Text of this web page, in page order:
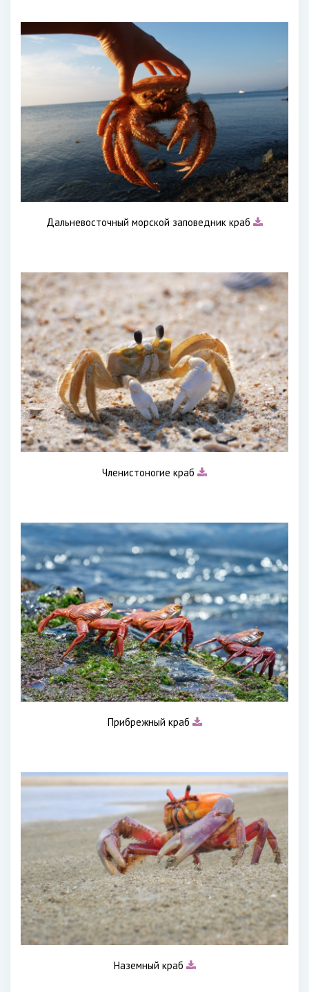
Дальневосточный морской заповедник краб
Членистоногие краб
Прибрежный краб
Наземный краб